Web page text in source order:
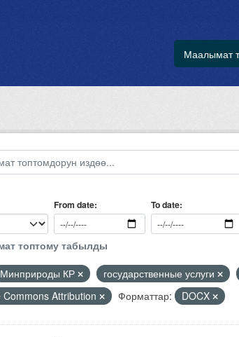
Маалымат
From date To date
топтому табылды
Минприроды КР государственные услуги
Commons Attribution
Форматтар: DOCX